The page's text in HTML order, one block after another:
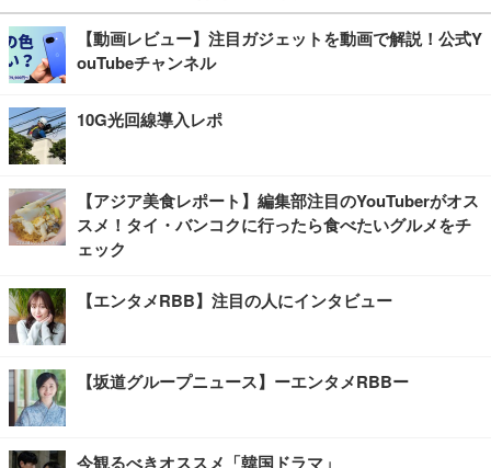
【動画レビュー】注目ガジェットを動画で解説！公式Y
ouTubeチャンネル
10G光回線導入レポ
【アジア美食レポート】編集部注目のYouTuberがオス
スメ！タイ・バンコクに行ったら食べたいグルメをチ
ェック
【エンタメRBB】注目の人にインタビュー
【坂道グループニュース】ーエンタメRBBー
今観るべきオススメ「韓国ドラマ」